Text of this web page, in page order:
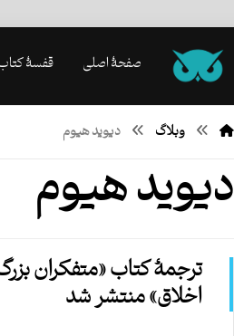
صفحۀ اصلی قفسۀ
وبلاگ دیوید هیوم
دیوید هیوم
ترجمۀ کتاب «متفکران
اخلاق» منتشر شد